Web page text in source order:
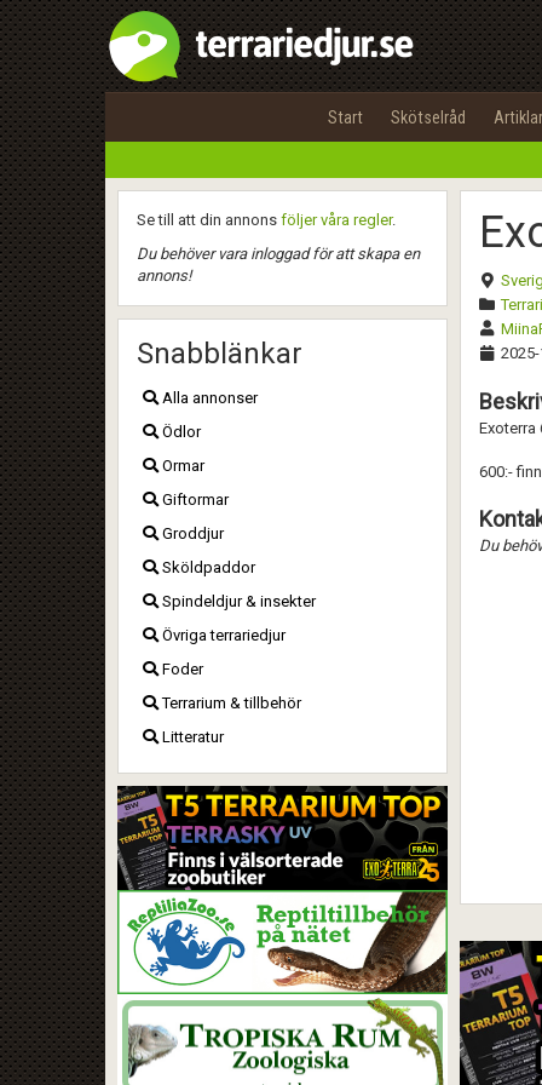
Start Skötselråd Artiklar
Se till att din annons följer våra regler.
Du behöver vara inloggad för att skapa en
annons!
Snabblänkar
Alla annonser
Ödlor
Ormar
Giftormar
Groddjur
Sköldpaddor
Spindeldjur & insekter
Övriga terrariedjur
Foder
Terrarium & tillbehör
Litteratur
Exoterra
600:-
Du